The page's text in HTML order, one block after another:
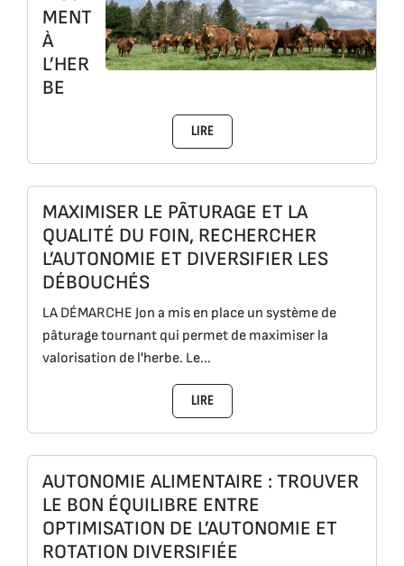
MENT
À
L’HER
BE
LIRE
MAXIMISER LE PÂTURAGE ET LA
QUALITÉ DU FOIN, RECHERCHER
L’AUTONOMIE ET DIVERSIFIER LES
DÉBOUCHÉS
LA DÉMARCHE Jon a mis en place un système de
pâturage tournant qui permet de maximiser la
valorisation de l'herbe. Le...
LIRE
AUTONOMIE ALIMENTAIRE : TROUVER
LE BON ÉQUILIBRE ENTRE
OPTIMISATION DE L’AUTONOMIE ET
ROTATION DIVERSIFIÉE